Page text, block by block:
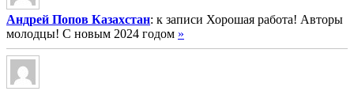
Андрей Попов Казахстан: к записи Хорошая работа! Авторы
молодцы! С новым 2024 годом »